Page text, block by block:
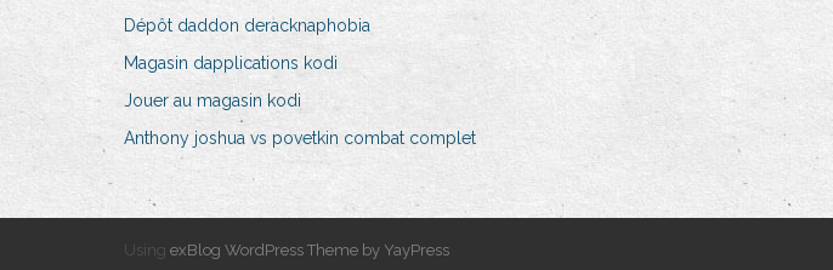
Dépôt daddon deracknaphobia
Magasin dapplications kodi
Jouer au magasin kodi
Anthony joshua vs povetkin combat complet
Using exBlog WordPress Theme by YayPress